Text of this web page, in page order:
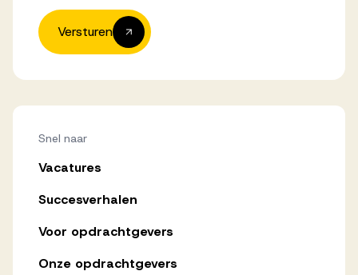
Versturen
Snel naar
Vacatures
Succesverhalen
Voor opdrachtgevers
Onze opdrachtgevers